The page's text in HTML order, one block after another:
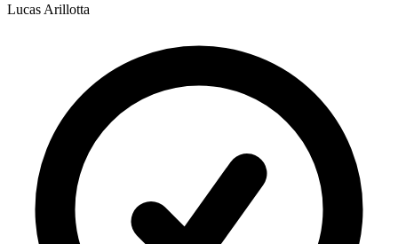
Lucas Arillotta